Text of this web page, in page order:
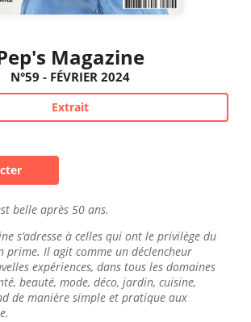
Magazine
N°59 - FÉVRIER 2024
Extrait
belle après 50 ans.
s’adresse à celles qui ont le privilège du
prime. Il agit comme un déclencheur
expériences, dans tous les domaines
beauté, mode, déco, jardin, cuisine,
de manière simple et pratique aux